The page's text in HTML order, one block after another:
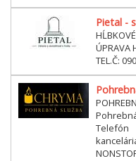
Pietal -
ÚPRAVA
TEL.Č:
Telefón